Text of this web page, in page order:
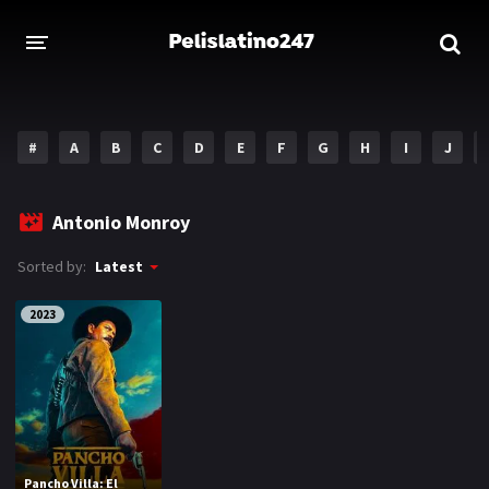
ESTRENOS 2023
Drama
DISNEY
HBO MAX
AMAZON PRIME
# A B C D E F G H I J
Antonio Monroy
Sorted by: Latest
2023
Pancho Villa: El